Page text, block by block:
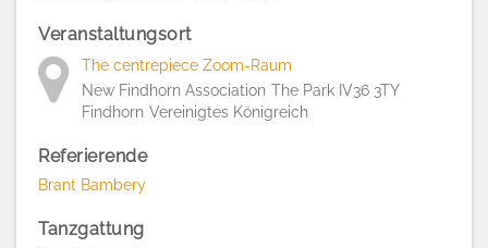
Veranstaltungsort
The centrepiece Zoom-Raum
New Findhorn Association The Park IV36 3TY
Findhorn Vereinigtes Königreich
Referierende
Brant Bambery
Tanzgattung